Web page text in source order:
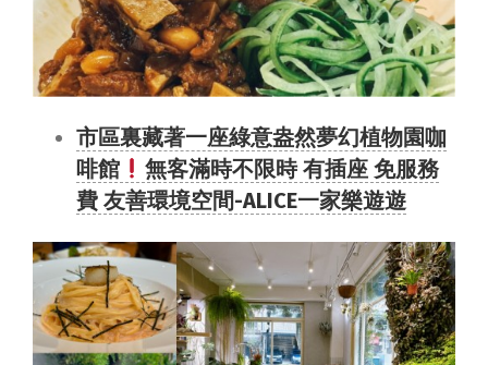
市區裏藏著一座綠意盎然夢幻植物園咖
啡館
無客滿時不限時 有插座 免服務
費 友善環境空間-ALICE一家樂遊遊